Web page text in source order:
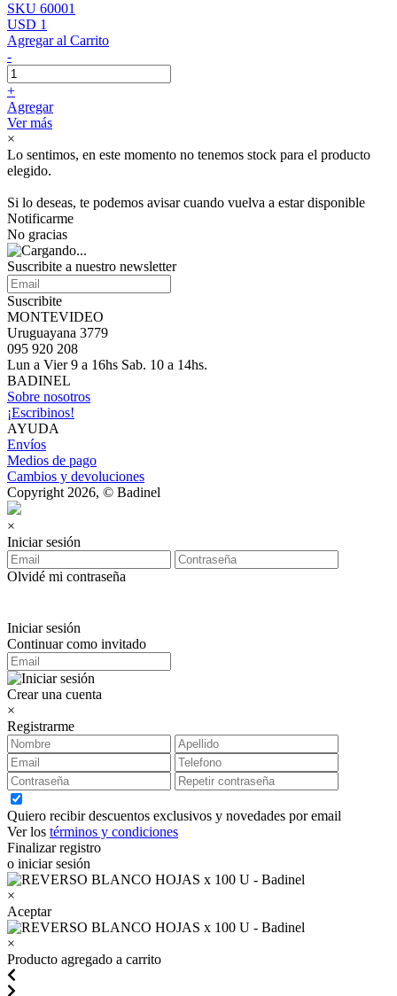
SKU 60001
USD 1
Agregar al Carrito
-
+
Agregar
Ver más
×
Lo sentimos, en este momento no tenemos stock para el producto
elegido.
Si lo deseas, te podemos avisar cuando vuelva a estar disponible
Notificarme
No gracias
Suscribite a nuestro newsletter
Suscribite
MONTEVIDEO
Uruguayana 3779
095 920 208
Lun a Vier 9 a 16hs Sab. 10 a 14hs.
BADINEL
Sobre nosotros
¡Escribinos!
AYUDA
Envíos
Medios de pago
Cambios y devoluciones
Copyright 2026, © Badinel
×
Iniciar sesión
Olvidé mi contraseña
Iniciar sesión
Continuar como invitado
Crear una cuenta
×
Registrarme
Quiero recibir descuentos exclusivos y novedades por email
Ver los términos y condiciones
Finalizar registro
o iniciar sesión
×
Aceptar
×
Producto agregado a carrito